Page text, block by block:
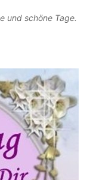
und schöne Tage.